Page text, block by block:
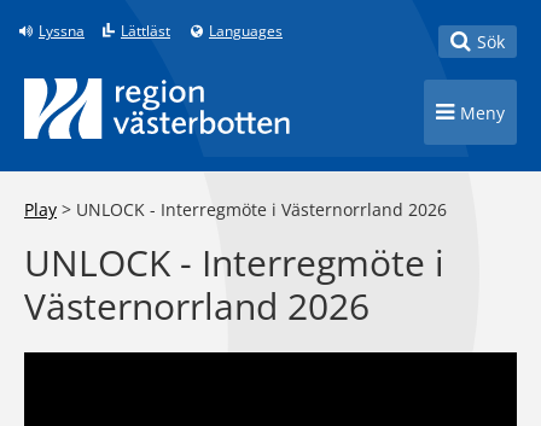
Till innehåll på sidan
Lyssna Lättläst Languages Toggle
Sök
Toggle
Meny
Play > UNLOCK - Interregmöte i Västernorrland 2026
UNLOCK - Interregmöte i
Västernorrland 2026